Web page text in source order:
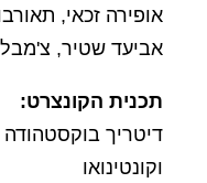
אופירה זכאי,
אביעד שטיר,
תכנית הקונצרט:
דיטריך בוקסטהודה
וקונטינואו